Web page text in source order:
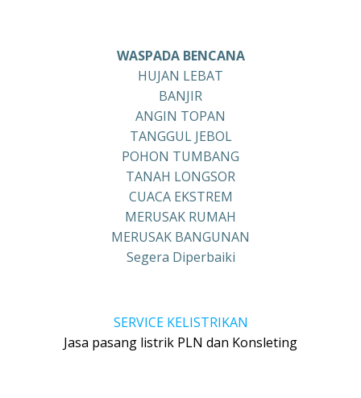
WASPADA BENCANA
HUJAN LEBAT
BANJIR
ANGIN TOPAN
TANGGUL JEBOL
POHON TUMBANG
TANAH LONGSOR
CUACA EKSTREM
MERUSAK RUMAH
MERUSAK BANGUNAN
Segera Diperbaiki
SERVICE KELISTRIKAN
Jasa pasang listrik PLN dan Konsleting